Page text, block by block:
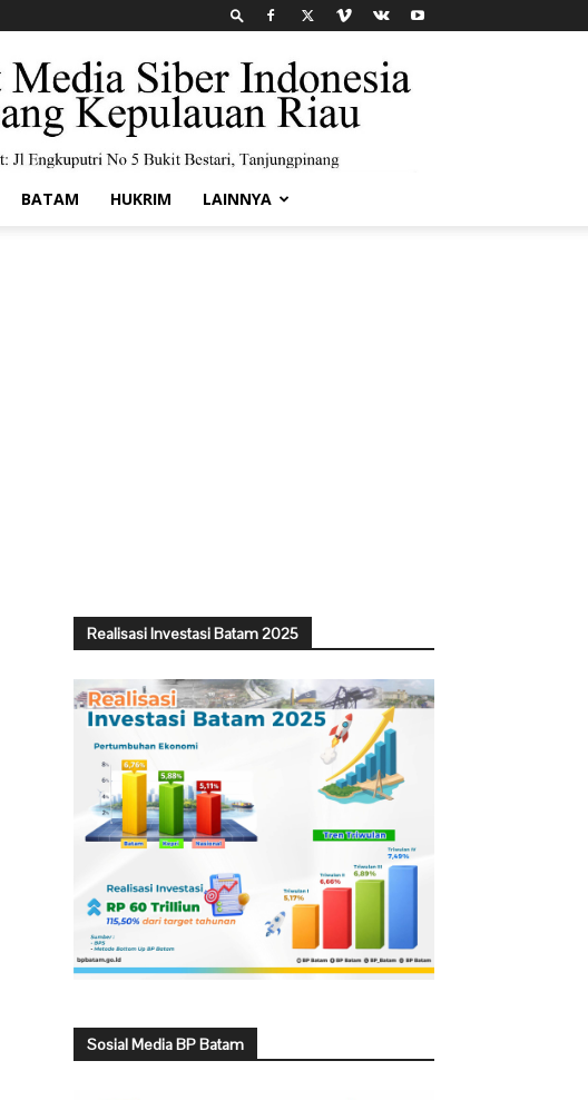
BATAM HUKRIM LAINNYA
Realisasi Investasi Batam 2025
Sosial Media BP Batam